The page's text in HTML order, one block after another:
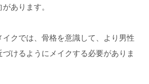
あります。
イクでは、骨格を意識して、より男性
づけるようにメイクする必要がありま